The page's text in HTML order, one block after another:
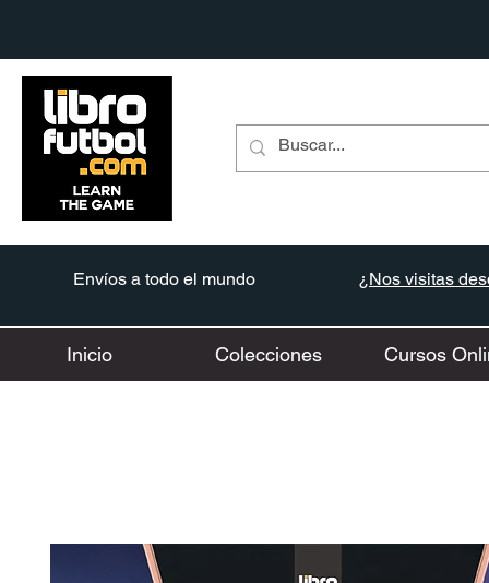
Envíos a todo el mundo ¿Nos visitas
Inicio Colecciones Cursos